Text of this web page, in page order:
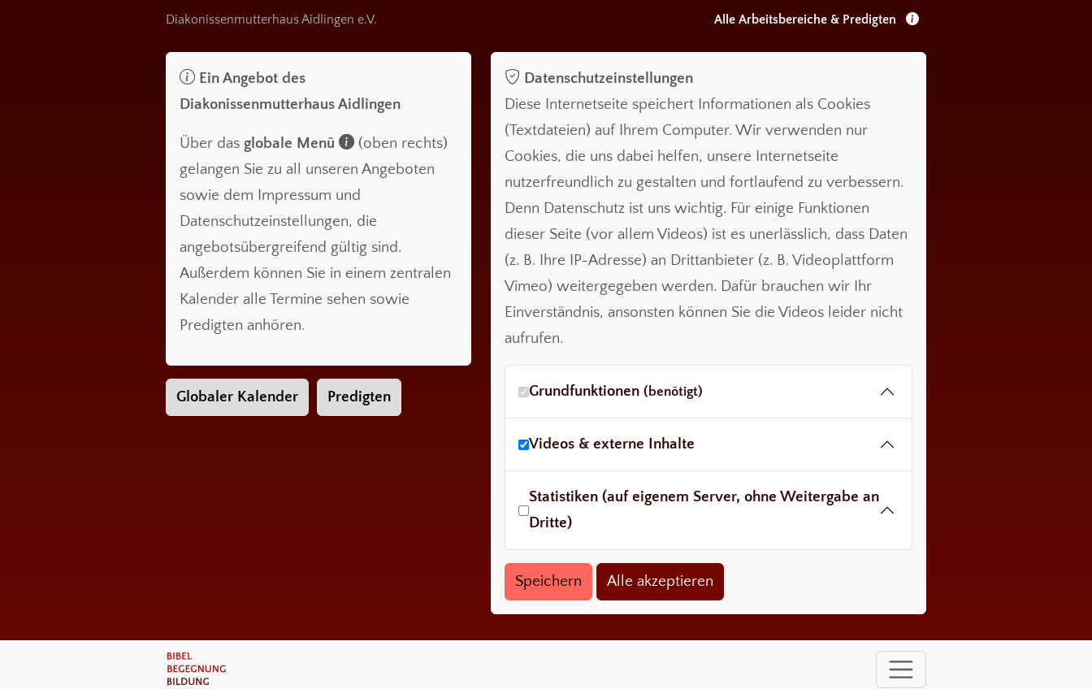
Diakonissenmutterhaus Aidlingen e.V. Alle Arbeitsbereiche & Predigten
Ein Angebot des
Diakonissenmutterhaus Aidlingen
Über das globale Menü
(oben rechts)
gelangen Sie zu all unseren Angeboten
sowie dem Impressum und
Datenschutzeinstellungen, die
angebotsübergreifend gültig sind.
Außerdem können Sie in einem zentralen
Kalender alle Termine sehen sowie
Predigten anhören.
Globaler Kalender Predigten
Datenschutzeinstellungen
Diese Internetseite speichert Informationen als Cookies
(Textdateien) auf Ihrem Computer. Wir verwenden nur
Cookies, die uns dabei helfen, unsere Internetseite
nutzerfreundlich zu gestalten und fortlaufend zu verbessern.
Denn Datenschutz ist uns wichtig. Für einige Funktionen
dieser Seite (vor allem Videos) ist es unerlässlich, dass Daten
(z. B. Ihre IP-Adresse) an Drittanbieter (z. B. Videoplattform
Vimeo) weitergegeben werden. Dafür brauchen wir Ihr
Einverständnis, ansonsten können Sie die Videos leider nicht
aufrufen.
Grundfunktionen (benötigt)
Videos & externe Inhalte
Statistiken (auf eigenem Server, ohne Weitergabe an
Dritte)